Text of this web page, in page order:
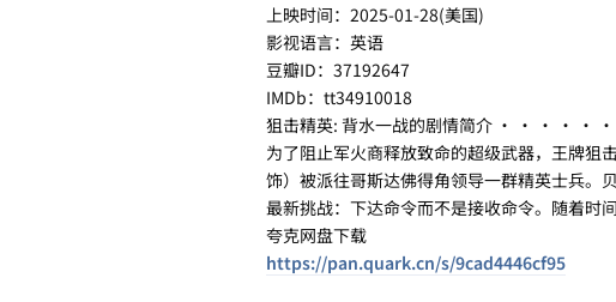
上映时间：2025-01-28(美国)
影视语言：英语
豆瓣ID：37192647
IMDb：tt34910018
狙击精英: 背水一战的剧情简介 · · · · · ·
为了阻止军火商释放致命的超级武器，王牌
饰）被派往哥斯达佛得角领导一群精英士兵。
最新挑战：下达命令而不是接收命令。随着时
夸克网盘下载
https://pan.quark.cn/s/9cad4446cf95